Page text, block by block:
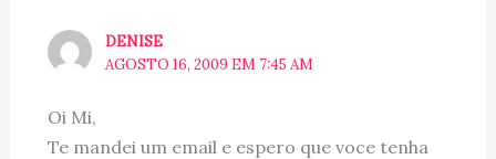
DENISE
AGOSTO 16, 2009 EM 7:45 AM
Oi Mi,
Te mandei um email e espero que voce tenha